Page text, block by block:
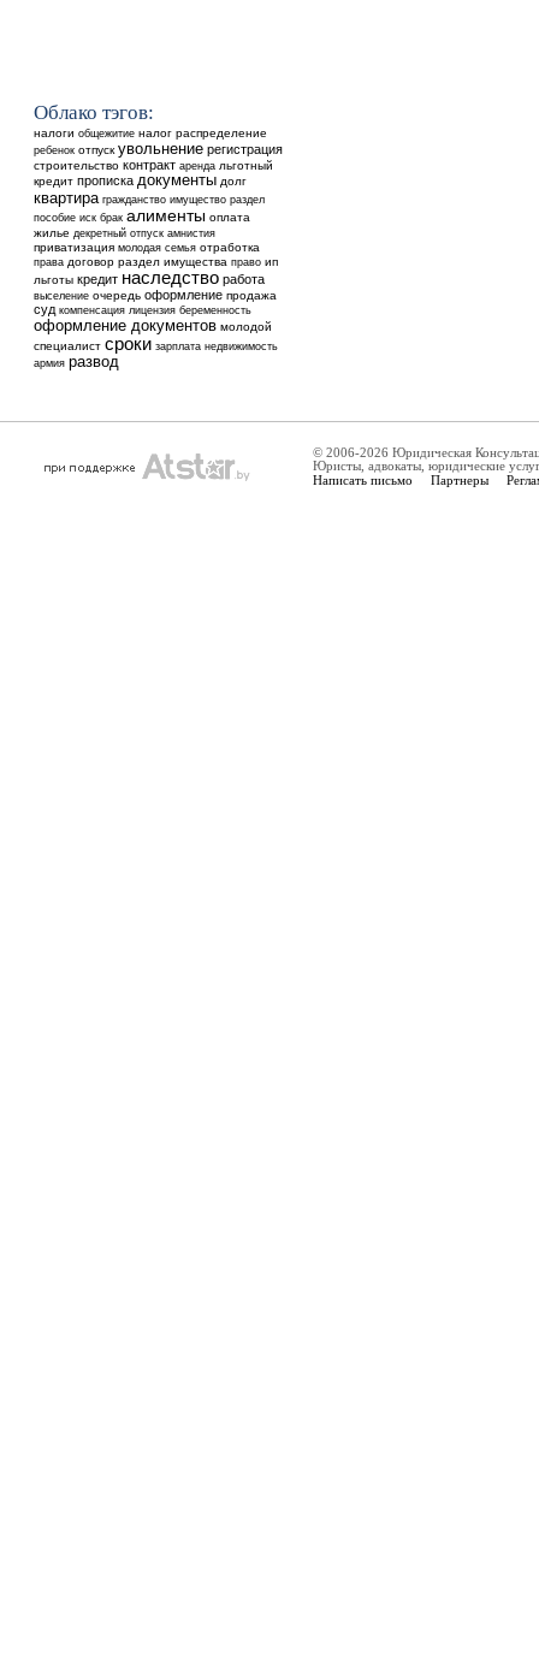
Облако тэгов:
налоги общежитие налог распределение
ребенок отпуск увольнение регистрация
строительство контракт аренда льготный
кредит прописка документы долг
квартира гражданство имущество раздел
пособие иск брак алименты оплата
жилье декретный отпуск амнистия
приватизация молодая семья отработка
права договор раздел имущества право ип
льготы кредит наследство работа
выселение очередь оформление продажа
суд компенсация лицензия беременность
оформление документов молодой
специалист сроки зарплата недвижимость
армия развод
© 2006-2026 Юридическая
Юристы, адвокаты, юридические
Написать письмо Партнеры